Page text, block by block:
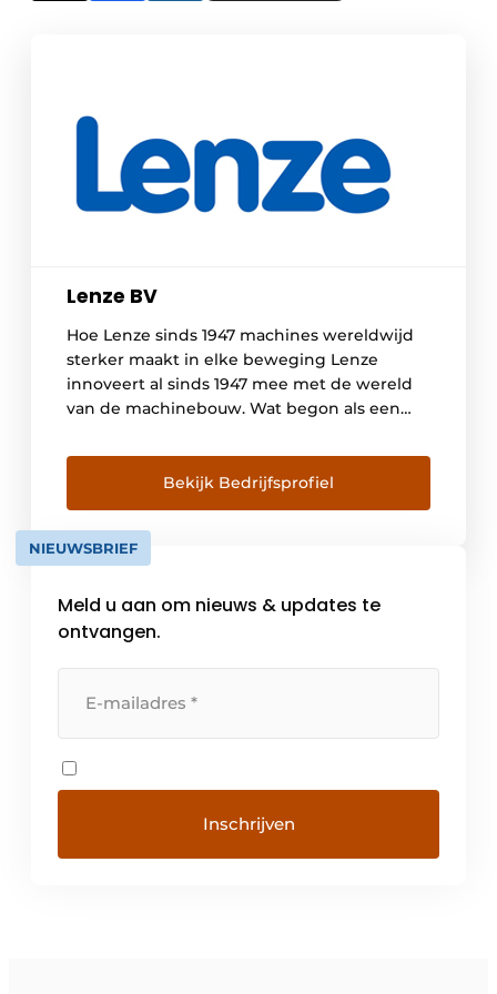
Lenze BV
Hoe Lenze sinds 1947 machines wereldwijd
sterker maakt in elke beweging Lenze
innoveert al sinds 1947 mee met de wereld
van de machinebouw. Wat begon als een
tot een internationale partner voor de
machinebouwer in 45 landen. Die
combinatie van wereldwijde representatie
en lokale expertise vormt de basis van […]
Bekijk Bedrijfsprofiel
NIEUWSBRIEF
Meld u aan om nieuws & updates te
ontvangen.